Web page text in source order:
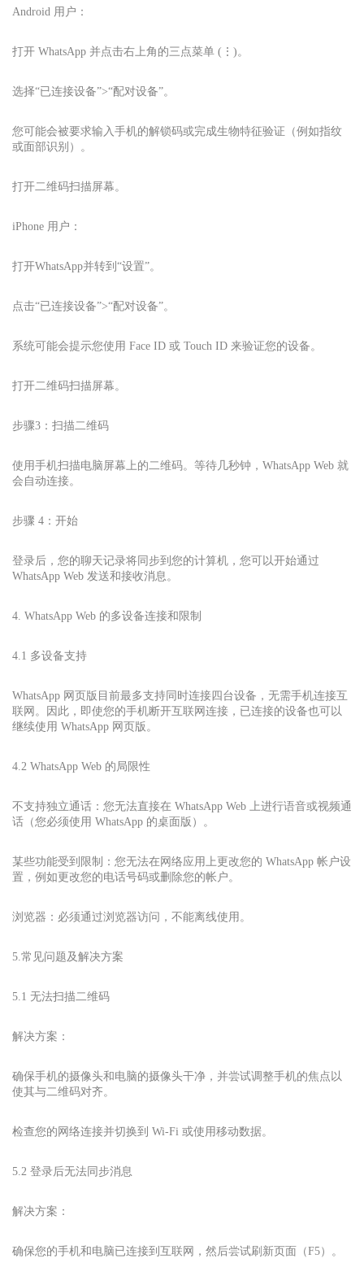
Android 用户：
打开 WhatsApp 并点击右上角的三点菜单 (⋮)。
选择“已连接设备”>“配对设备”。
您可能会被要求输入手机的解锁码或完成生物特征验证（例如指纹
或面部识别）。
打开二维码扫描屏幕。
iPhone 用户：
打开WhatsApp并转到“设置”。
点击“已连接设备”>“配对设备”。
系统可能会提示您使用 Face ID 或 Touch ID 来验证您的设备。
打开二维码扫描屏幕。
步骤3：扫描二维码
使用手机扫描电脑屏幕上的二维码。等待几秒钟，WhatsApp Web 就
会自动连接。
步骤 4：开始
登录后，您的聊天记录将同步到您的计算机，您可以开始通过
WhatsApp Web 发送和接收消息。
4. WhatsApp Web 的多设备连接和限制
4.1 多设备支持
WhatsApp 网页版目前最多支持同时连接四台设备，无需手机连接互
联网。因此，即使您的手机断开互联网连接，已连接的设备也可以
继续使用 WhatsApp 网页版。
4.2 WhatsApp Web 的局限性
不支持独立通话：您无法直接在 WhatsApp Web 上进行语音或视频通
话（您必须使用 WhatsApp 的桌面版）。
某些功能受到限制：您无法在网络应用上更改您的 WhatsApp 帐户设
置，例如更改您的电话号码或删除您的帐户。
浏览器：必须通过浏览器访问，不能离线使用。
5.常见问题及解决方案
5.1 无法扫描二维码
解决方案：
确保手机的摄像头和电脑的摄像头干净，并尝试调整手机的焦点以
使其与二维码对齐。
检查您的网络连接并切换到 Wi-Fi 或使用移动数据。
5.2 登录后无法同步消息
解决方案：
确保您的手机和电脑已连接到互联网，然后尝试刷新页面（F5）。